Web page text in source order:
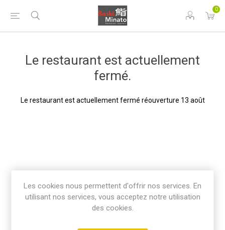
0
Le restaurant est actuellement
fermé.
Le restaurant est actuellement fermé réouverture 13 août
Les cookies nous permettent d'offrir nos services. En
utilisant nos services, vous acceptez notre utilisation
des cookies.